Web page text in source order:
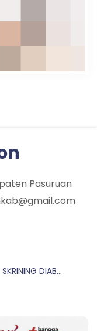
Pasuruan
DIAB...